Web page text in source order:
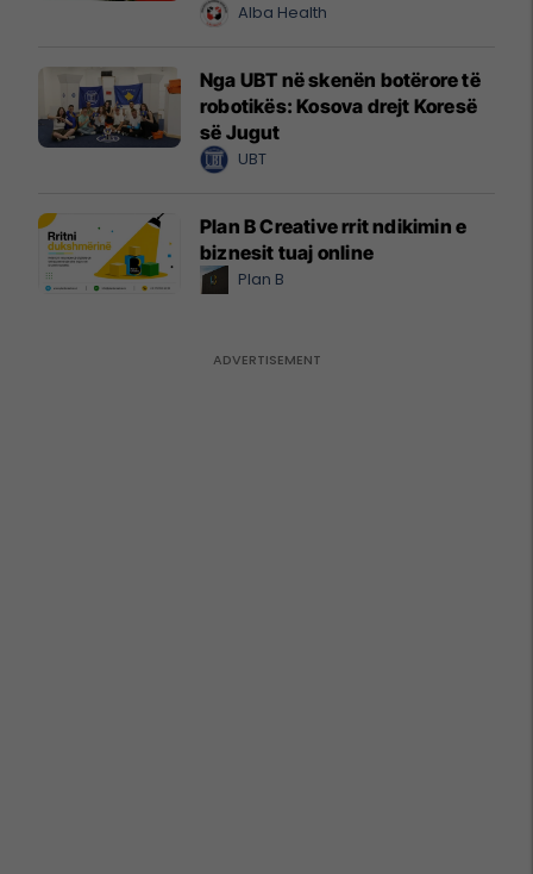
Alba Health
Nga UBT në skenën botërore të
robotikës: Kosova drejt Koresë
së Jugut
UBT
Plan B Creative rrit ndikimin e
biznesit tuaj online
Plan B